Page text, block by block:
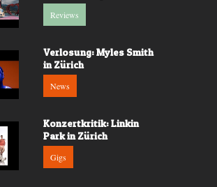
Reviews
Verlosung: Myles Smith
in Zürich
News
Konzertkritik: Linkin
Park in Zürich
Gigs